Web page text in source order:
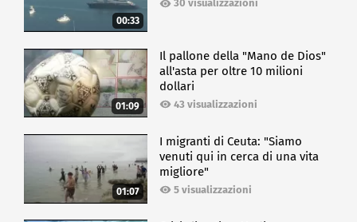
00:33
30 visualizzazioni
01:09
Il pallone della "Mano de Dios"
all'asta per oltre 10 milioni
dollari
43 visualizzazioni
01:07
I migranti di Ceuta: "Siamo
venuti qui in cerca di una vita
migliore"
5 visualizzazioni